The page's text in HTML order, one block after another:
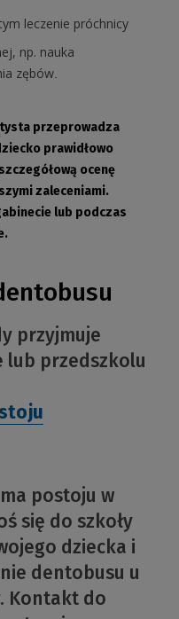
leczenie próchnicy
np. nauka
zębów
przeprowadza
prawidłowo
ocenę
zaleceniami.
lub podczas
przyjmuje
lub przedszkolu
postoju w
się do szkoły
dziecka i
dentobusu u
Kontakt do